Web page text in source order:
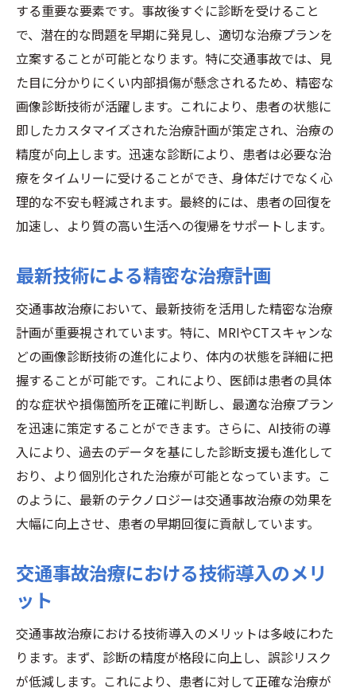
する重要な要素です。事故後すぐに診断を受けること
で、潜在的な問題を早期に発見し、適切な治療プランを
立案することが可能となります。特に交通事故では、見
た目に分かりにくい内部損傷が懸念されるため、精密な
画像診断技術が活躍します。これにより、患者の状態に
即したカスタマイズされた治療計画が策定され、治療の
精度が向上します。迅速な診断により、患者は必要な治
療をタイムリーに受けることができ、身体だけでなく心
理的な不安も軽減されます。最終的には、患者の回復を
加速し、より質の高い生活への復帰をサポートします。
最新技術による精密な治療計画
交通事故治療において、最新技術を活用した精密な治療
計画が重要視されています。特に、MRIやCTスキャンな
どの画像診断技術の進化により、体内の状態を詳細に把
握することが可能です。これにより、医師は患者の具体
的な症状や損傷箇所を正確に判断し、最適な治療プラン
を迅速に策定することができます。さらに、AI技術の導
入により、過去のデータを基にした診断支援も進化して
おり、より個別化された治療が可能となっています。こ
のように、最新のテクノロジーは交通事故治療の効果を
大幅に向上させ、患者の早期回復に貢献しています。
交通事故治療における技術導入のメリ
ット
交通事故治療における技術導入のメリットは多岐にわた
ります。まず、診断の精度が格段に向上し、誤診リスク
が低減します。これにより、患者に対して正確な治療が